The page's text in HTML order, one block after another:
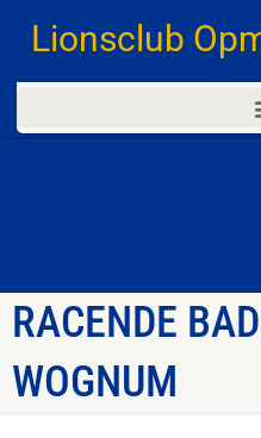
Lionsclub
RACENDE
WOGNUM